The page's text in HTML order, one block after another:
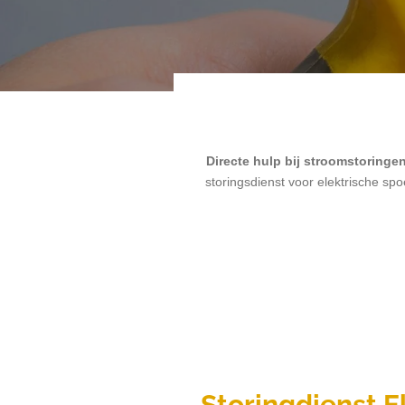
Directe hulp bij
storingsdienst voor elektrische